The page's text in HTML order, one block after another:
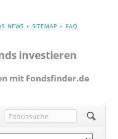
NEWS SITEMAP FAQ
investieren
mit Fondsfinder.de